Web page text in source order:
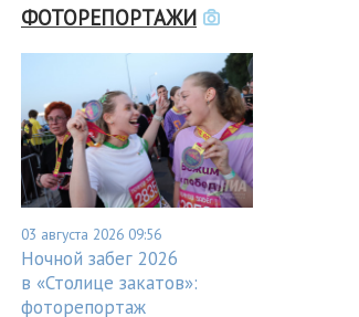
ФОТОРЕПОРТАЖИ
03 августа 2026 09:56
Ночной забег 2026
в «Столице закатов»:
фоторепортаж